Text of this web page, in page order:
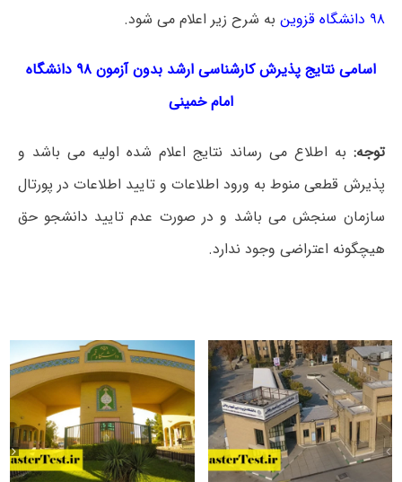
۹۸ دانشگاه قزوین
به شرح زیر اعلام می شود.
اسامی نتایج پذیرش کارشناسی ارشد بدون آزمون ۹۸ دانشگاه
امام خمینی
توجه: به اطلاع می رساند نتایج اعلام شده اولیه می باشد و
پذیرش قطعی منوط به ورود اطلاعات و تایید اطلاعات در پورتال
سازمان سنجش می باشد و در صورت عدم تایید دانشجو حق
هیچگونه اعتراضی وجود ندارد.